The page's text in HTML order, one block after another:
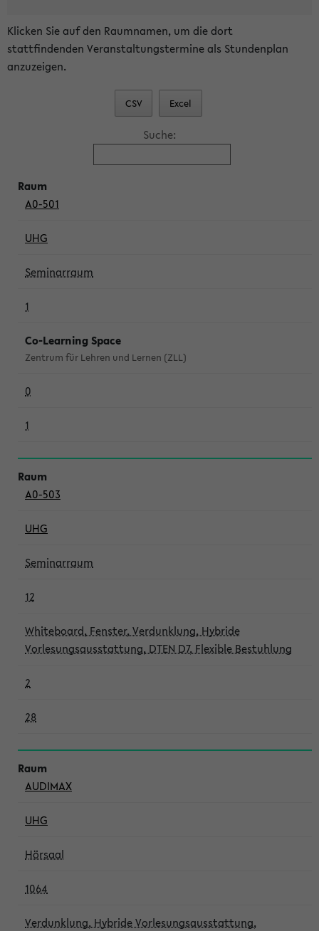
Klicken Sie auf den Raumnamen, um die dort
stattfindenden Veranstaltungstermine als Stundenplan
anzuzeigen.
CSV Excel
Suche:
A0-501
UHG
Seminarraum
1
Co-Learning Space
Zentrum für Lehren und Lernen (ZLL)
0
1
A0-503
UHG
Seminarraum
12
Whiteboard, Fenster, Verdunklung, Hybride
Vorlesungsausstattung, DTEN D7, Flexible Bestuhlung
2
28
AUDIMAX
UHG
Hörsaal
1064
Verdunklung, Hybride Vorlesungsausstattung,